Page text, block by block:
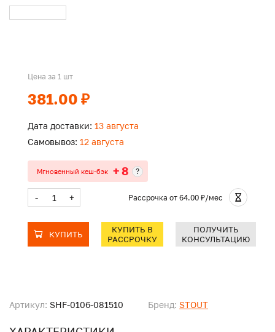
Артикул: SHF-0106-081510 Бренд: STOUT
Цена за 1 шт
381.00 ₽
Дата доставки: 13 августа
Самовывоз: 12 августа
Мгновенный кеш-бэк + 8 ?
- + Рассрочка от 64.00 ₽/мес
КУПИТЬ
КУПИТЬ В
РАССРОЧКУ
ПОЛУЧИТЬ
КОНСУЛЬТАЦИЮ